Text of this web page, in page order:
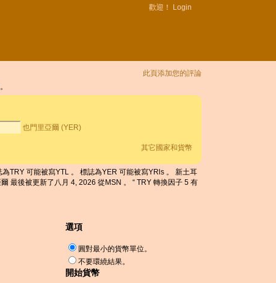
歡迎！ Login
此頁添加您的評論
也門里亞爾 (YER)
其它國家和貨幣
TRY 可能被寫YTL 。 標誌為YER 可能被寫YRls 。 新土耳
最後被更新了八月 4, 2026 從MSN 。 “ TRY 轉換因子 5 有
選項
圓對最小的貨幣單位。
不要環繞結果。
開始貨幣